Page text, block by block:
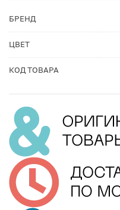
БРЕНД
ЦВЕТ
КОД ТОВАРА